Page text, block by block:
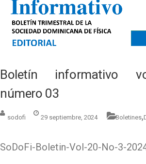
Boletín informativo
número 03
sodofi 29 septiembre, 2024 Boletines,
SoDoFi-Boletin-Vol-20-No-3-